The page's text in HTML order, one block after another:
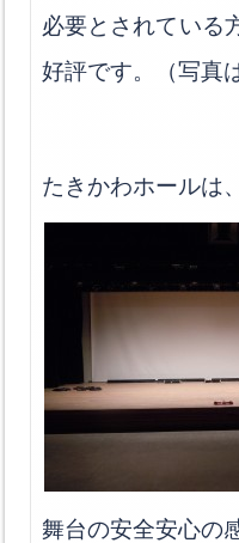
必要とされている
好評です。（写真
たきかわホールは
舞台の安全安心の